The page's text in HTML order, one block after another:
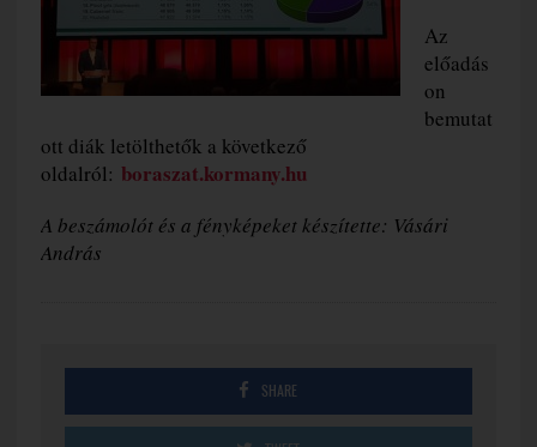
Az
előadás
on
bemutat
ott diák letölthetők a következő
oldalról: boraszat.kormany.hu
A beszámolót és a fényképeket készítette: Vásári
András
SHARE